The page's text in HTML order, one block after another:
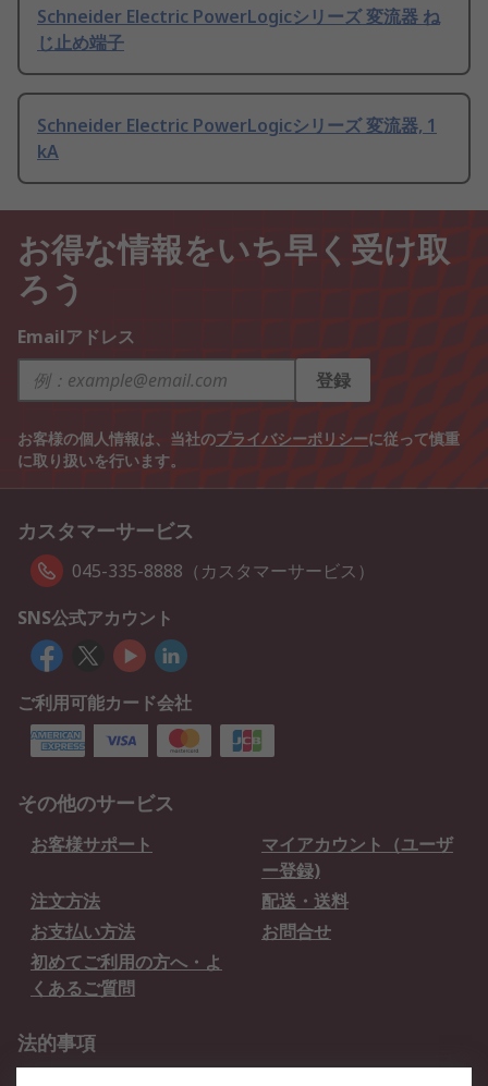
Schneider Electric PowerLogicシリーズ 変流器 ね
じ止め端子
Schneider Electric PowerLogicシリーズ 変流器, 1
kA
お得な情報をいち早く受け取
ろう
Emailアドレス
登録
お客様の個人情報は、当社のプライバシーポリシーに従って慎重
に取り扱いを行います。
カスタマーサービス
045-335-8888（カスタマーサービス）
SNS公式アカウント
ご利用可能カード会社
その他のサービス
お客様サポート
マイアカウント（ユーザ
ー登録)
注文方法
配送・送料
お支払い方法
お問合せ
初めてご利用の方へ・よ
くあるご質問
法的事項